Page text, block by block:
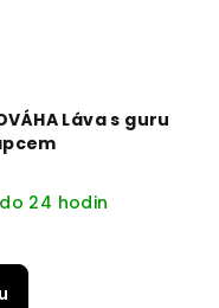
Láva s guru
24 hodin